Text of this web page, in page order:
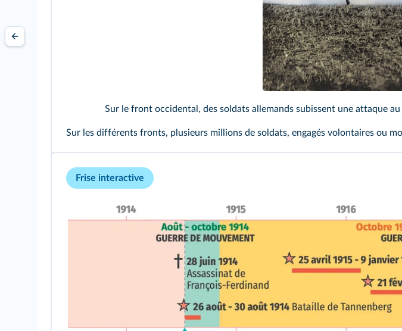
Sur le front occidental, des soldats allemands subissent une attaque
Sur les différents fronts, plusieurs millions de soldats, engagés volontaires ou
Frise interactive